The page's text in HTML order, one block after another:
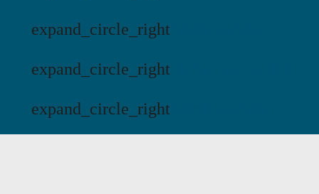
expand_circle_right
expand_circle_right
expand_circle_right